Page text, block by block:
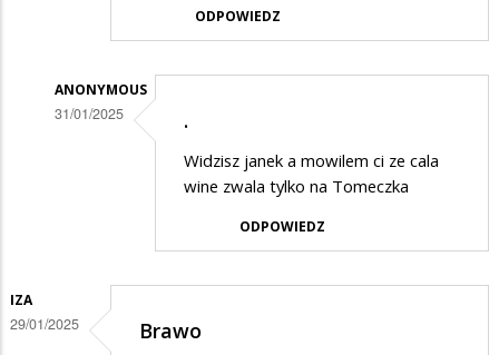
ODPOWIEDZ
ANONYMOUS
31/01/2025 .
Widzisz janek a mowilem ci ze cala
wine zwala tylko na Tomeczka
ODPOWIEDZ
IZA
29/01/2025 Brawo